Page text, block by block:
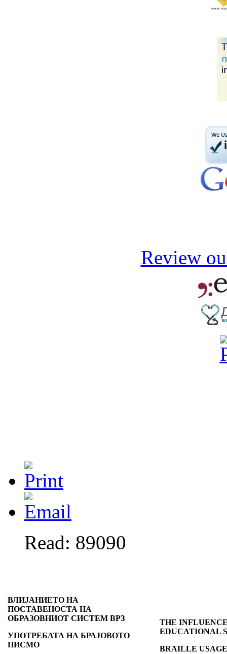
Review
Read: 89090
ВЛИЈАНИЕТО НА
ПОСТАВЕНОСТА НА
ОБРАЗОВНИОТ СИСТЕМ ВРЗ
УПОТРЕБАТА НА БРАЈОВОТО
ПИСМО
THE
EDUCATIONAL
BRAILLE